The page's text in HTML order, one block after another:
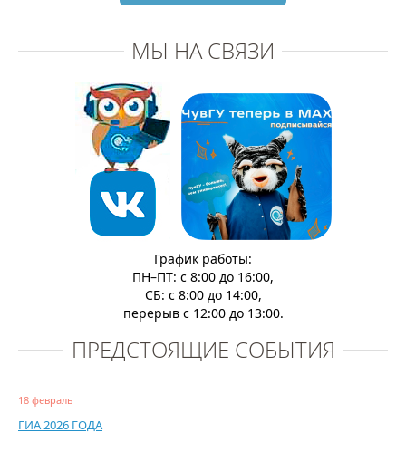
МЫ НА СВЯЗИ
График работы:
ПН–ПТ: с 8:00 до 16:00,
СБ: с 8:00 до 14:00,
перерыв с 12:00 до 13:00.
ПРЕДСТОЯЩИЕ СОБЫТИЯ
18 февраль
ГИА 2026 ГОДА